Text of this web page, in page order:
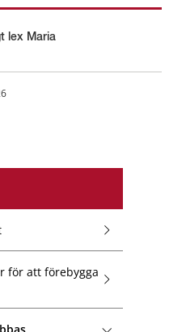
för att förebygga
lex Maria